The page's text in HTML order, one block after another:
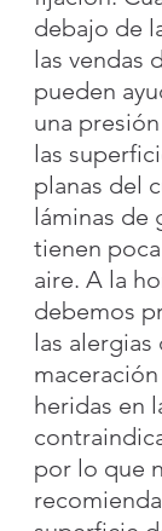
debajo de
las vendas
pueden
una
las
planas del
láminas de
tienen
aire. A la
debemos
las alergias
heridas en
por lo que